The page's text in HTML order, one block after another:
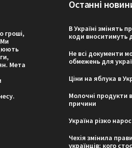
гроші,
Мета
Останні
В Україні змінять
коди вноситимуть
Не всі документи
обмежень для
Ціни на яблука в
Молочні продукти
причини
Україна різко
Чехія змінила
українців: кого